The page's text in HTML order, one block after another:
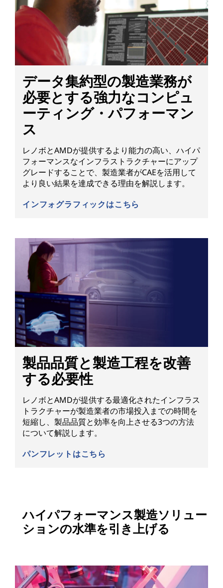
データ集約型の製造業務が
必要とする強力なコンピュ
ーティング・パフォーマン
ス
レノボとAMDが提供するより能力の高い、ハイパ
フォーマンスなインフラストラクチャーにアップ
グレードすることで、製造業者がCAEを活用して
より良い結果を達成できる理由を解説します。
インフォグラフィックはこちら
製品品質と製造工程を改善
する必要性
レノボとAMDが提供する最適化されたインフラス
トラクチャーが製造業者の市場投入までの時間を
短縮し、製品品質と効率を向上させる3つの方法
について解説します。
パンフレットはこちら
ハイパフォーマンス製造ソリュー
ションの水準を引き上げる